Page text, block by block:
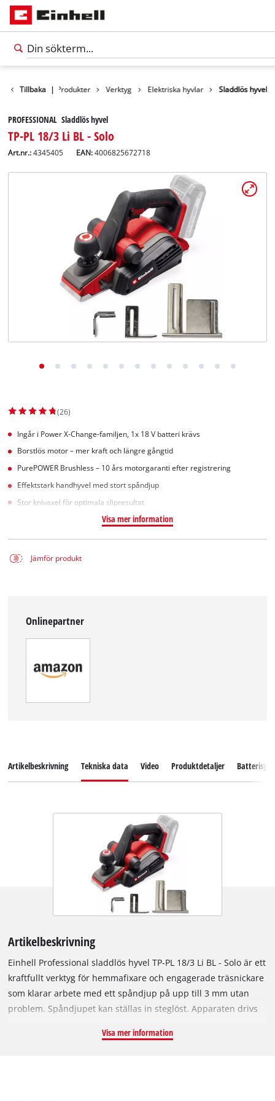
Tillbaka | Produkter Verktyg Elektriska hyvlar Sladdlös hyvel
PROFESSIONAL Sladdlös hyvel
TP-PL 18/3 Li BL - Solo
Art.nr.: 4345405 EAN:4006825672718
(26)
Ingår i Power X-Change-familjen, 1x 18 V batteri krävs
Borstlös motor – mer kraft och längre gångtid
PurePOWER Brushless – 10 års motorgaranti efter registrering
Effektstark handhyvel med stort spåndjup
Stor knivaxel för optimala slipresultat
Visa mer information
Jämför produkt
Onlinepartner
Artikelbeskrivning Tekniska data Video Produktdetaljer
Artikelbeskrivning
Einhell Professional sladdlös hyvel TP-PL 18/3 Li BL - Solo är ett
kraftfullt verktyg för hemmafixare och engagerade träsnickare
som klarar arbete med ett spåndjup på upp till 3 mm utan
problem. Spåndjupet kan ställas in steglöst. Apparaten drivs
motor har mer kraft och ger längre gångtid än vanliga
Visa mer information